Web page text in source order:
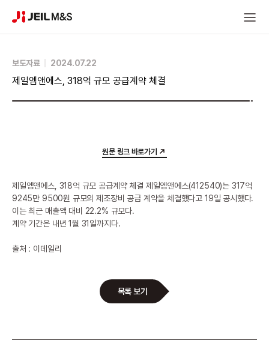
제일엠앤에스, 318억 규모 공급계약 체결
보도자료 2024.07.22
원문 링크 바로가기
제일엠앤에스, 318억 규모 공급계약 체결 제일엠앤에스(412540)는 317억
9245만 9500원 규모의 제조장비 공급 계약을 체결했다고 19일 공시했다.
이는 최근 매출액 대비 22.2% 규모다.
계약 기간은 내년 1월 31일까지다.
출처 : 이데일리
목록 보기